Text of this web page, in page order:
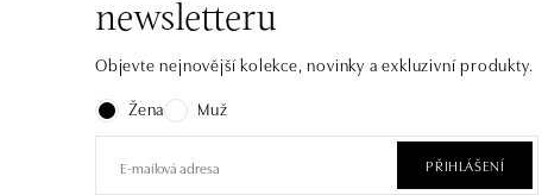
newsletteru
Objevte nejnovější kolekce, novinky a exkluzivní produkty.
Žena
Muž
PŘIHLÁŠENÍ